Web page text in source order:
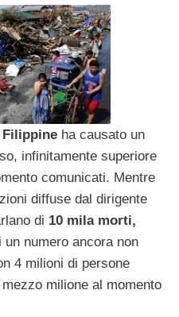
Filippine ha causato un
infinitamente superiore
comunicati. Mentre
diffuse dal dirigente
di 10 mila morti,
un numero ancora non
4 milioni di persone
milione al momento